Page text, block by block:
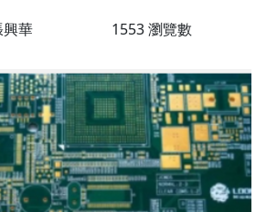
興華 1553 瀏覽數